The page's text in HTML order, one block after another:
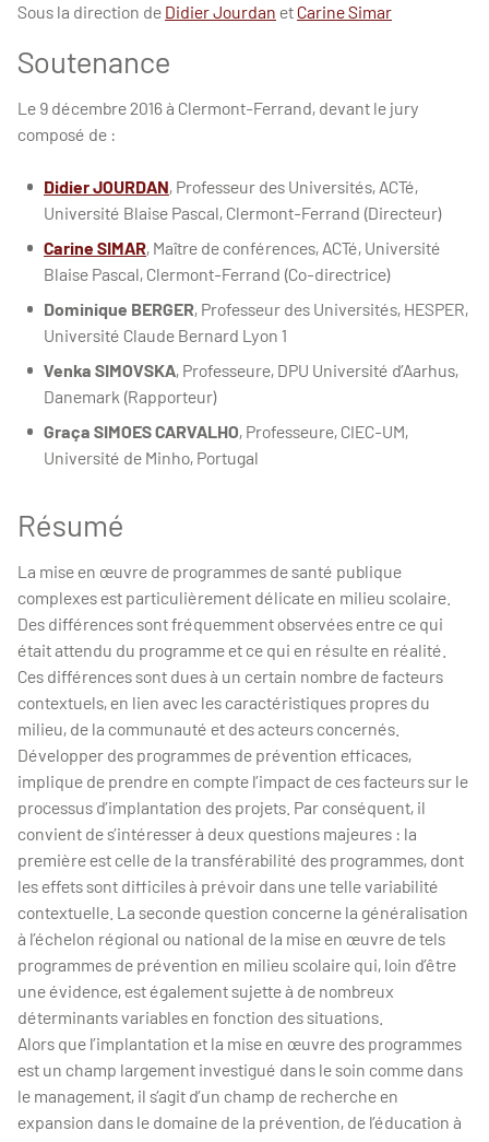
Sous la direction de Didier Jourdan et Carine Simar
Soutenance
Le 9 décembre 2016 à Clermont-Ferrand, devant le jury
composé de :
Didier JOURDAN, Professeur des Universités, ACTé,
Université Blaise Pascal, Clermont-Ferrand (Directeur)
Carine SIMAR, Maître de conférences, ACTé, Université
Blaise Pascal, Clermont-Ferrand (Co-directrice)
Dominique BERGER, Professeur des Universités, HESPER,
Université Claude Bernard Lyon 1
Venka SIMOVSKA, Professeure, DPU Université d’Aarhus,
Danemark (Rapporteur)
Graça SIMOES CARVALHO, Professeure, CIEC-UM,
Université de Minho, Portugal
Résumé
La mise en œuvre de programmes de santé publique
complexes est particulièrement délicate en milieu scolaire.
Des différences sont fréquemment observées entre ce qui
était attendu du programme et ce qui en résulte en réalité.
Ces différences sont dues à un certain nombre de facteurs
contextuels, en lien avec les caractéristiques propres du
milieu, de la communauté et des acteurs concernés.
Développer des programmes de prévention efficaces,
implique de prendre en compte l’impact de ces facteurs sur le
processus d’implantation des projets. Par conséquent, il
convient de s’intéresser à deux questions majeures : la
première est celle de la transférabilité des programmes, dont
les effets sont difficiles à prévoir dans une telle variabilité
contextuelle. La seconde question concerne la généralisation
à l’échelon régional ou national de la mise en œuvre de tels
programmes de prévention en milieu scolaire qui, loin d’être
une évidence, est également sujette à de nombreux
déterminants variables en fonction des situations.
Alors que l’implantation et la mise en œuvre des programmes
est un champ largement investigué dans le soin comme dans
le management, il s’agit d’un champ de recherche en
expansion dans le domaine de la prévention, de l’éducation à